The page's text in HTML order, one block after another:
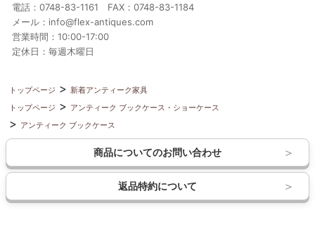
電話：0748-83-1161 FAX：0748-83-1184
メール：info@flex-antiques.com
営業時間：10:00-17:00
定休日：毎週木曜日
トップページ
新着アンティーク家具
トップページ
アンティーク ブックケース・ショーケース
アンティーク ブックケース
商品についてのお問い合わせ
返品特約について